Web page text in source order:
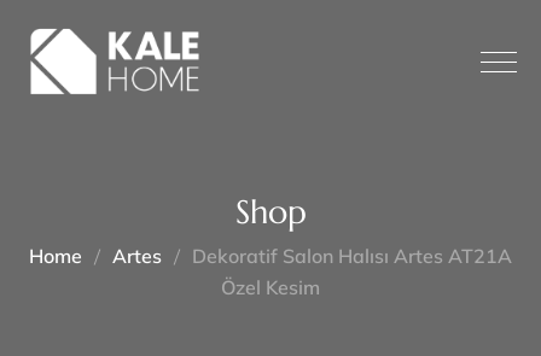
Shop
Home Artes
Dekoratif Salon Halısı Artes AT21A
Özel Kesim